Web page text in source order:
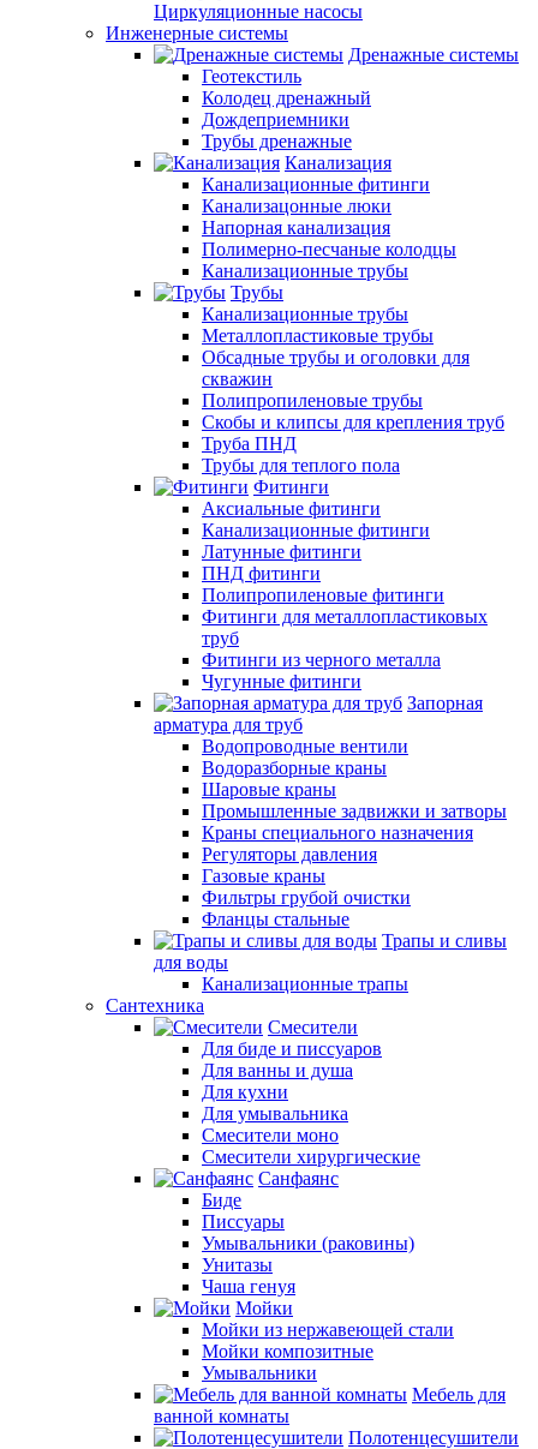
Циркуляционные насосы
Инженерные системы
Дренажные системы
Геотекстиль
Колодец дренажный
Дождеприемники
Трубы дренажные
Канализация
Канализационные фитинги
Канализацонные люки
Напорная канализация
Полимерно-песчаные колодцы
Канализационные трубы
Трубы
Канализационные трубы
Металлопластиковые трубы
Обсадные трубы и оголовки для
скважин
Полипропиленовые трубы
Скобы и клипсы для крепления труб
Труба ПНД
Трубы для теплого пола
Фитинги
Аксиальные фитинги
Канализационные фитинги
Латунные фитинги
ПНД фитинги
Полипропиленовые фитинги
Фитинги для металлопластиковых
труб
Фитинги из черного металла
Чугунные фитинги
Запорная
арматура для труб
Водопроводные вентили
Водоразборные краны
Шаровые краны
Промышленные задвижки и затворы
Краны специального назначения
Регуляторы давления
Газовые краны
Фильтры грубой очистки
Фланцы стальные
Трапы и сливы
для воды
Канализационные трапы
Сантехника
Смесители
Для биде и писсуаров
Для ванны и душа
Для кухни
Для умывальника
Смесители моно
Смесители хирургические
Санфаянс
Биде
Писсуары
Умывальники (раковины)
Унитазы
Чаша генуя
Мойки
Мойки из нержавеющей стали
Мойки композитные
Умывальники
Мебель для
ванной комнаты
Полотенцесушители